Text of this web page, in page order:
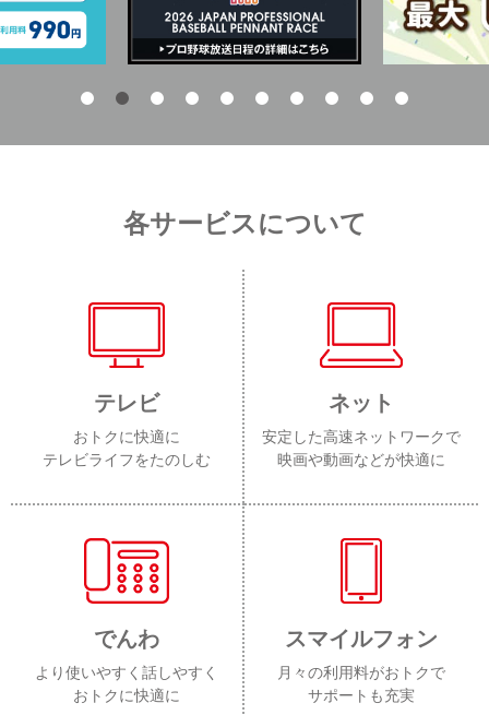
各サービスについて
テレビ
おトクに快適に
テレビライフをたのしむ
ネット
安定した高速ネットワークで
映画や動画などが快適に
でんわ
より使いやすく話しやすく
おトクに快適に
スマイルフォン
月々の利用料がおトクで
サポートも充実